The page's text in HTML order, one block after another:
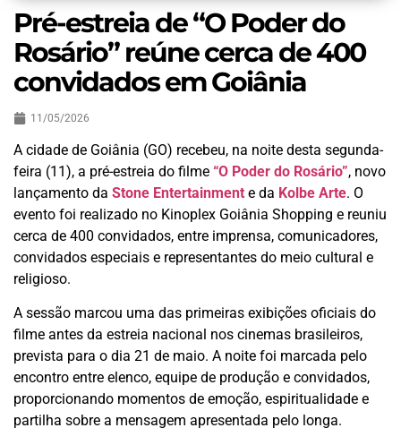
Pré-estreia de “O Poder do
Rosário” reúne cerca de 400
convidados em Goiânia
11/05/2026
A cidade de Goiânia (GO) recebeu, na noite desta segunda-
feira (11), a pré-estreia do filme “O Poder do Rosário”, novo
lançamento da Stone Entertainment e da Kolbe Arte. O
evento foi realizado no Kinoplex Goiânia Shopping e reuniu
cerca de 400 convidados, entre imprensa, comunicadores,
convidados especiais e representantes do meio cultural e
religioso.
A sessão marcou uma das primeiras exibições oficiais do
filme antes da estreia nacional nos cinemas brasileiros,
prevista para o dia 21 de maio. A noite foi marcada pelo
encontro entre elenco, equipe de produção e convidados,
proporcionando momentos de emoção, espiritualidade e
partilha sobre a mensagem apresentada pelo longa.